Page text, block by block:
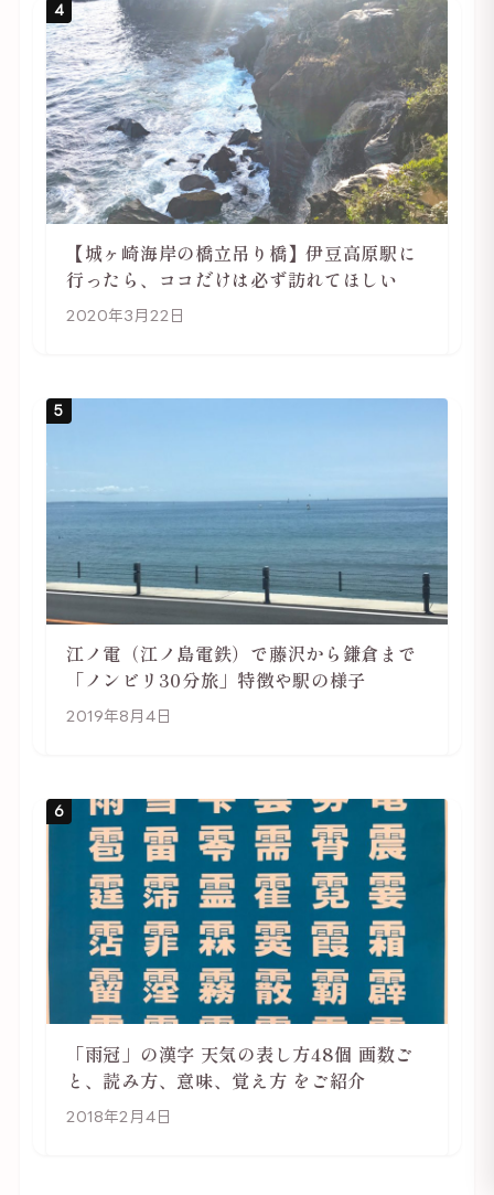
4
【城ヶ崎海岸の橋立吊り橋】伊豆高原駅に
行ったら、ココだけは必ず訪れてほしい
2020年3月22日
5
江ノ電（江ノ島電鉄）で藤沢から鎌倉まで
「ノンビリ30分旅」特徴や駅の様子
2019年8月4日
6
「雨冠」の漢字 天気の表し方48個 画数ご
と、読み方、意味、覚え方 をご紹介
2018年2月4日